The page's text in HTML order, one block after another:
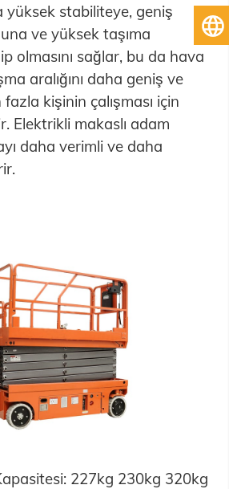
yüksek stabiliteye, geniş
ve yüksek taşıma
olmasını sağlar, bu da hava
aralığını daha geniş ve
kişinin çalışması için
Elektrikli makaslı adam
daha verimli ve daha
227kg 230kg 320kg